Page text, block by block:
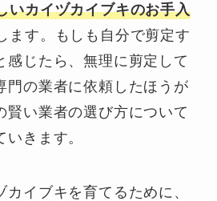
いカイヅカイブキのお手入
ます。もしも自分で剪定す
感じたら、無理に剪定して
門の業者に依頼したほうが
賢い業者の選び方について
きます。
イブキを育てるために、